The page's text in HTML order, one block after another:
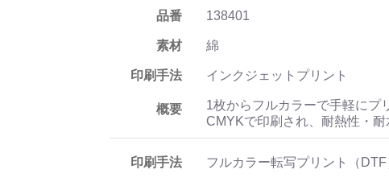
品番 138401
素材 綿
印刷手法 インクジェットプリント
概要
1枚からフルカラーで手軽にプ
CMYKで印刷され、耐熱性・
印刷手法 フルカラー転写プリント（DTF